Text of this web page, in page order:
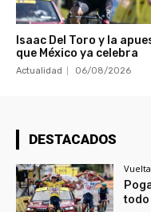
Isaac Del Toro y la
que México ya celebra
Actualidad 06/08/2026
DESTACADOS
todo